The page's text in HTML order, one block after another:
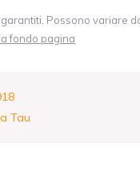
Possono variare
fondo pagina
Tau